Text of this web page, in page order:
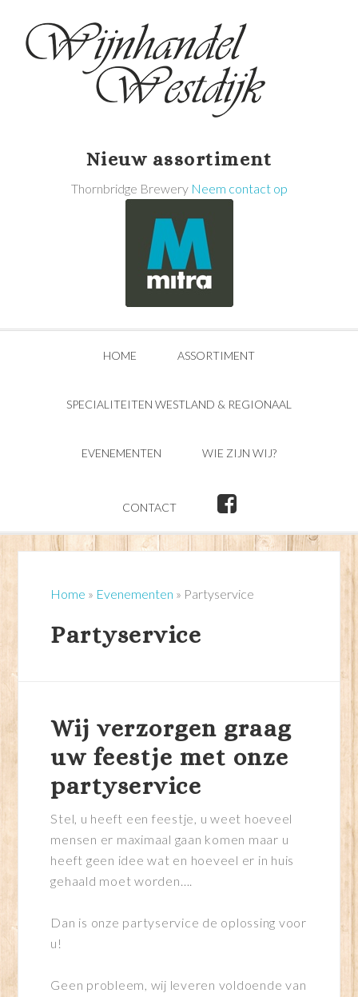
Nieuw assortiment
Thornbridge Brewery Neem contact op
HOME ASSORTIMENT
SPECIALITEITEN WESTLAND & REGIONAAL
EVENEMENTEN WIE ZIJN WIJ?
CONTACT
Home » Evenementen » Partyservice
Partyservice
Wij verzorgen graag
uw feestje met onze
partyservice
Stel, u heeft een feestje, u weet hoeveel
mensen er maximaal gaan komen maar u
heeft geen idee wat en hoeveel er in huis
gehaald moet worden….
Dan is onze partyservice de oplossing voor
u!
Geen probleem, wij leveren voldoende van